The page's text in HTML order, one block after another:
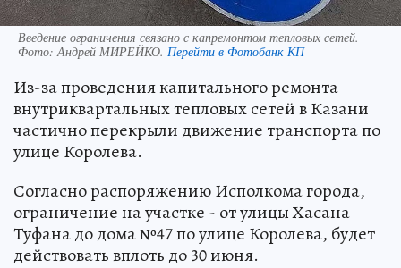
Введение ограничения связано с капремонтом тепловых сетей.
Фото:Андрей МИРЕЙКО. Перейти в Фотобанк КП
Из-за проведения капитального ремонта
внутриквартальных тепловых сетей в Казани
частично перекрыли движение транспорта по
улице Королева.
Согласно распоряжению Исполкома города,
ограничение на участке - от улицы Хасана
Туфана до дома №47 по улице Королева, будет
действовать вплоть до 30 июня.